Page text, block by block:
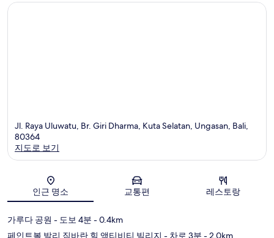
Jl. Raya Uluwatu, Br. Giri Dharma, Kuta Selatan, Ungasan, Bali,
80364
지도로 보기
인근 명소 교통편 레스토랑
가루다 공원 - 도보 4분 - 0.4km
페인트볼 발리 짐바란 힐 액티비티 빌리지 - 차로 3분 - 2.0km